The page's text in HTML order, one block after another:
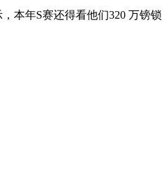
本年S赛还得看他们320 万镑锁